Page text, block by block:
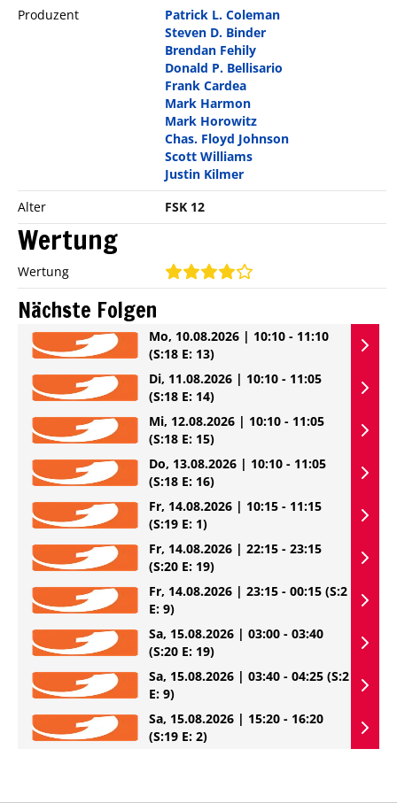
Produzent
Patrick L. Coleman
Steven D. Binder
Brendan Fehily
Donald P. Bellisario
Frank Cardea
Mark Harmon
Mark Horowitz
Chas. Floyd Johnson
Scott Williams
Justin Kilmer
Alter
FSK 12
Wertung
Wertung
Nächste Folgen
Mo, 10.08.2026 | 10:10 - 11:10
(S:18 E: 13)
Di, 11.08.2026 | 10:10 - 11:05
(S:18 E: 14)
Mi, 12.08.2026 | 10:10 - 11:05
(S:18 E: 15)
Do, 13.08.2026 | 10:10 - 11:05
(S:18 E: 16)
Fr, 14.08.2026 | 10:15 - 11:15
(S:19 E: 1)
Fr, 14.08.2026 | 22:15 - 23:15
(S:20 E: 19)
Fr, 14.08.2026 | 23:15 - 00:15 (S:2
E: 9)
Sa, 15.08.2026 | 03:00 - 03:40
(S:20 E: 19)
Sa, 15.08.2026 | 03:40 - 04:25 (S:2
E: 9)
Sa, 15.08.2026 | 15:20 - 16:20
(S:19 E: 2)